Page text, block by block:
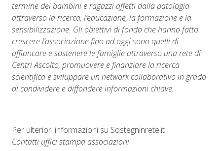
termine dei bambini e ragazzi affetti dalla patologia
attraverso la ricerca, l’educazione, la formazione e la
sensibilizzazione. Gli obiettivi di fondo che hanno fatto
crescere l’associazione fino ad oggi sono quelli di
affiancare e sostenere le famiglie attraverso una rete di
Centri Ascolto, promuovere e finanziare la ricerca
scientifica e sviluppare un network collaborativo in grado
di condividere e diffondere informazioni chiave.
Per ulteriori informazioni su Sostegninrete.it
Contatti uffici stampa associazioni